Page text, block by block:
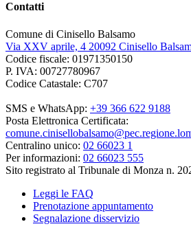
Contatti
Comune di Cinisello Balsamo
Via XXV aprile, 4 20092 Cinisello
Codice fiscale: 01971350150
P. IVA: 00727780967
Codice Catastale: C707
SMS e WhatsApp: +39 366 622 9188
Posta Elettronica Certificata:
Centralino unico: 02 66023 1
Per informazioni: 02 66023 555
Sito registrato al Tribunale di Monza n.
Leggi le FAQ
Prenotazione appuntamento
Segnalazione disservizio